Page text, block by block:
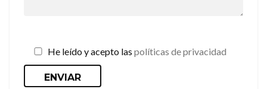
He leído y acepto las políticas de privacidad